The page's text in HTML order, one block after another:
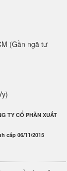
(Gần ngã tư
TY CỔ PHẦN XUẤT
cấp 06/11/2015